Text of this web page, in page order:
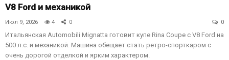
V8 Ford и механикой
Июл 9, 2026 4 0 0
Итальянская Automobili Mignatta готовит купе Rina Coupe с V8 Ford на
500 л.с. и механикой. Машина обещает стать ретро-спорткаром с
очень дорогой отделкой и ярким характером.